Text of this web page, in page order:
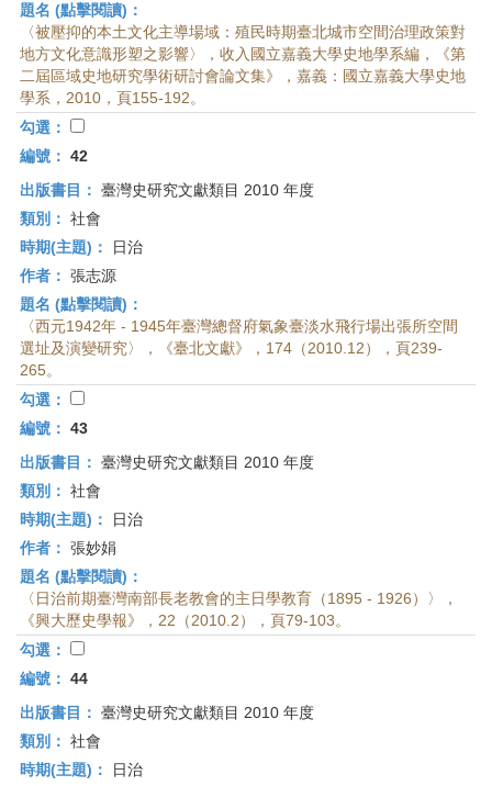
題名 (點擊閱讀)：
〈被壓抑的本土文化主導場域：殖民時期臺北城市空間治理政策對
地方文化意識形塑之影響〉，收入國立嘉義大學史地學系編，《第
二屆區域史地研究學術研討會論文集》，嘉義：國立嘉義大學史地
學系，2010，頁155-192。
勾選：
編號： 42
出版書目： 臺灣史研究文獻類目 2010 年度
類別： 社會
時期(主題)：
日治
作者： 張志源
題名 (點擊閱讀)：
〈西元1942年 - 1945年臺灣總督府氣象臺淡水飛行場出張所空間
選址及演變研究〉，《臺北文獻》，174（2010.12），頁239-
265。
勾選：
編號： 43
出版書目： 臺灣史研究文獻類目 2010 年度
類別： 社會
時期(主題)：
日治
作者： 張妙娟
題名 (點擊閱讀)：
〈日治前期臺灣南部長老教會的主日學教育（1895 - 1926）〉，
《興大歷史學報》，22（2010.2），頁79-103。
勾選：
編號： 44
出版書目： 臺灣史研究文獻類目 2010 年度
類別： 社會
時期(主題)：
日治